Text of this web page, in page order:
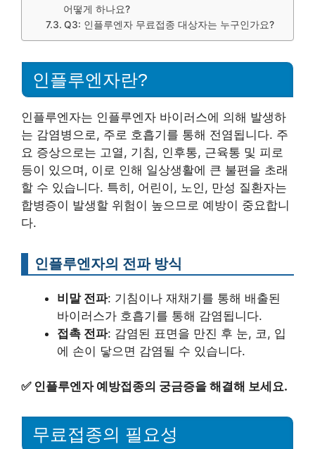
어떻게 하나요?
Q3: 인플루엔자 무료접종 대상자는 누구인가요?
인플루엔자란?
인플루엔자는 인플루엔자 바이러스에 의해 발생하
는 감염병으로, 주로 호흡기를 통해 전염됩니다. 주
요 증상으로는 고열, 기침, 인후통, 근육통 및 피로
등이 있으며, 이로 인해 일상생활에 큰 불편을 초래
할 수 있습니다. 특히, 어린이, 노인, 만성 질환자는
합병증이 발생할 위험이 높으므로 예방이 중요합니
다.
인플루엔자의 전파 방식
비말 전파: 기침이나 재채기를 통해 배출된
바이러스가 호흡기를 통해 감염됩니다.
접촉 전파: 감염된 표면을 만진 후 눈, 코, 입
에 손이 닿으면 감염될 수 있습니다.
✅ 인플루엔자 예방접종의 궁금증을 해결해 보세요.
무료접종의 필요성